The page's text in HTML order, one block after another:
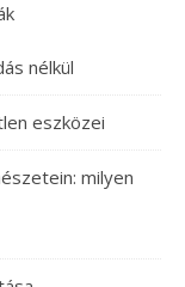
nélkül
eszközei
milyen